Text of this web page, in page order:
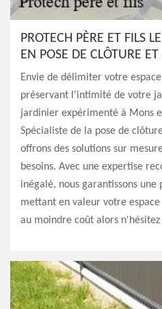
PROTECH PÈRE ET FILS
EN POSE DE CLÔTURE
Envie de délimiter votre
préservant l'intimité de votre
jardinier expérimenté à Mons
Spécialiste de la pose de
offrons des solutions sur
besoins. Avec une expertise
inégalé, nous garantissons une
mettant en valeur votre
au moindre coût alors n'hésitez